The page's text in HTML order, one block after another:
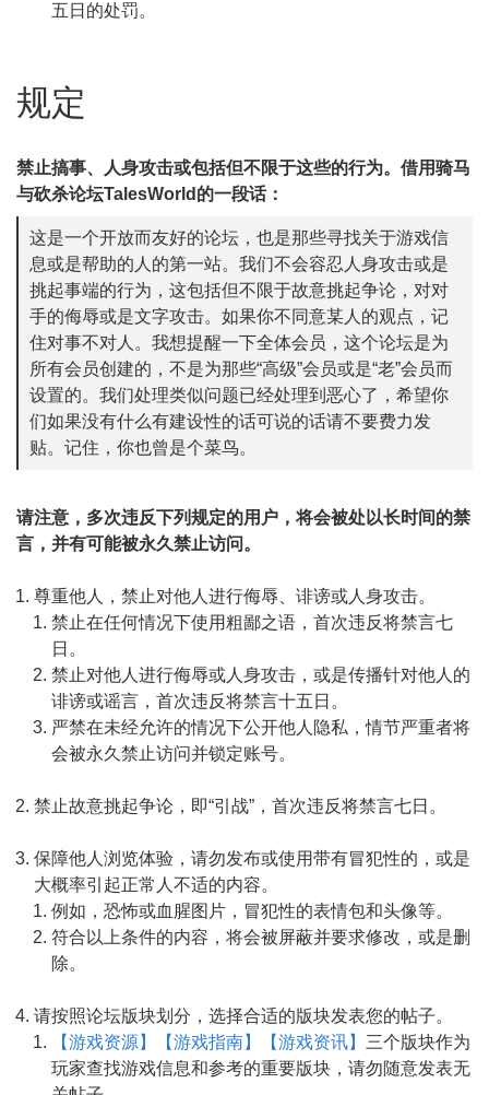
五日的处罚。
规定
禁止搞事、人身攻击或包括但不限于这些的行为。借用骑马
与砍杀论坛TalesWorld的一段话：
这是一个开放而友好的论坛，也是那些寻找关于游戏信
息或是帮助的人的第一站。我们不会容忍人身攻击或是
挑起事端的行为，这包括但不限于故意挑起争论，对对
手的侮辱或是文字攻击。如果你不同意某人的观点，记
住对事不对人。我想提醒一下全体会员，这个论坛是为
所有会员创建的，不是为那些“高级”会员或是“老”会员而
设置的。我们处理类似问题已经处理到恶心了，希望你
们如果没有什么有建设性的话可说的话请不要费力发
贴。记住，你也曾是个菜鸟。
请注意，多次违反下列规定的用户，将会被处以长时间的禁
言，并有可能被永久禁止访问。
尊重他人，禁止对他人进行侮辱、诽谤或人身攻击。
禁止在任何情况下使用粗鄙之语，首次违反将禁言七
日。
禁止对他人进行侮辱或人身攻击，或是传播针对他人的
诽谤或谣言，首次违反将禁言十五日。
严禁在未经允许的情况下公开他人隐私，情节严重者将
会被永久禁止访问并锁定账号。
禁止故意挑起争论，即“引战”，首次违反将禁言七日。
保障他人浏览体验，请勿发布或使用带有冒犯性的，或是
大概率引起正常人不适的内容。
例如，恐怖或血腥图片，冒犯性的表情包和头像等。
符合以上条件的内容，将会被屏蔽并要求修改，或是删
除。
请按照论坛版块划分，选择合适的版块发表您的帖子。
【游戏资源】
【游戏指南】 【游戏资讯】 三个版块作为
玩家查找游戏信息和参考的重要版块，请勿随意发表无